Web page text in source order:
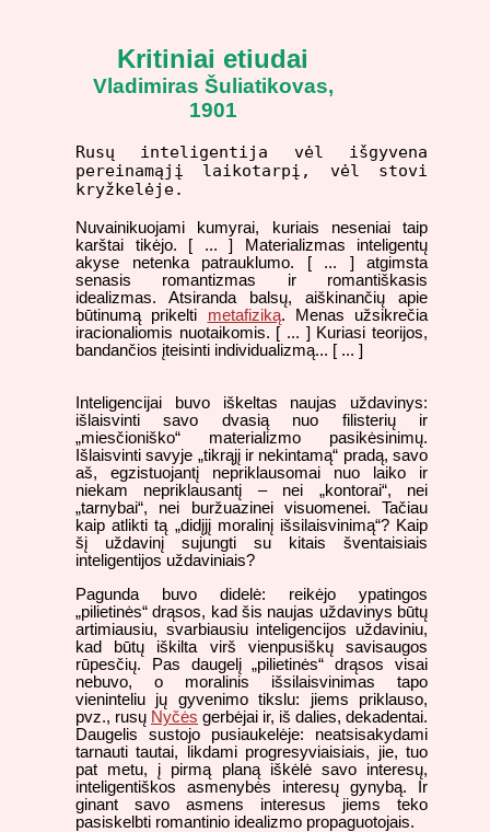
Kritiniai etiudai
Vladimiras Šuliatikovas,
1901
Rusų inteligentija vėl išgyvena
pereinamąjį laikotarpį, vėl stovi
kryžkelėje.
Nuvainikuojami kumyrai, kuriais neseniai taip
karštai tikėjo. [ ... ] Materializmas inteligentų
akyse netenka patrauklumo. [ ... ] atgimsta
senasis romantizmas ir romantiškasis
idealizmas. Atsiranda balsų, aiškinančių apie
būtinumą prikelti metafiziką. Menas užsikrečia
iracionaliomis nuotaikomis. [ ... ] Kuriasi teorijos,
bandančios įteisinti individualizmą... [ ... ]
Inteligencijai buvo iškeltas naujas uždavinys:
išlaisvinti savo dvasią nuo filisterių ir
„miesčioniško“ materializmo pasikėsinimų.
Išlaisvinti savyje „tikrąjį ir nekintamą“ pradą, savo
aš, egzistuojantį nepriklausomai nuo laiko ir
niekam nepriklausantį – nei „kontorai“, nei
„tarnybai“, nei buržuazinei visuomenei. Tačiau
kaip atlikti tą „didįjį moralinį išsilaisvinimą“? Kaip
šį uždavinį sujungti su kitais šventaisiais
inteligentijos uždaviniais?
Pagunda buvo didelė: reikėjo ypatingos
„pilietinės“ drąsos, kad šis naujas uždavinys būtų
artimiausiu, svarbiausiu inteligencijos uždaviniu,
kad būtų iškilta virš vienpusiškų savisaugos
rūpesčių. Pas daugelį „pilietinės“ drąsos visai
nebuvo, o moralinis išsilaisvinimas tapo
vieninteliu jų gyvenimo tikslu: jiems priklauso,
pvz., rusų Nyčės gerbėjai ir, iš dalies, dekadentai.
Daugelis sustojo pusiaukelėje: neatsisakydami
tarnauti tautai, likdami progresyviaisiais, jie, tuo
pat metu, į pirmą planą iškėlė savo interesų,
inteligentiškos asmenybės interesų gynybą. Ir
ginant savo asmens interesus jiems teko
pasiskelbti romantinio idealizmo propaguotojais.